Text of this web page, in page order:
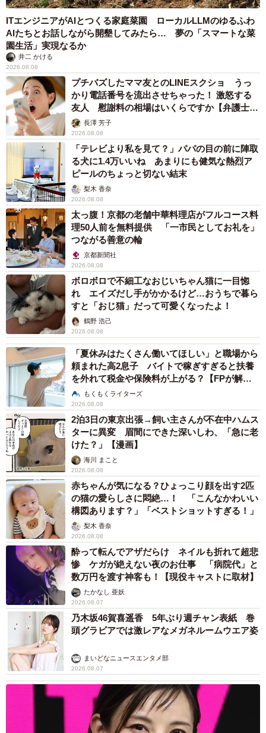
ITエンジニアがAIとつくる家庭菜園 ローカルLLMのゆるふわ
AIたちとお話しながら開墾してみたら… 夢の「スマートな菜
園生活」実現なるか
井二 かける
2026.08.08
プチバズしたママ友とのLINEスクショ うっ
かり電話番号を流出させちゃった！ 激怒する
友人 慰謝料の相場はいくらですか【弁護士が
解説】長澤 芳子
2026.08.08
「テレビより私を見て？」パパの目の前に陣取
る犬に1.4万いいね あまりにも健気な熱烈ア
ピールのちょっと切ない結末
梨木 香奈
2026.08.08
太っ腹！京都の老舗中華料理店がフルコース料
理50人前を無料提供 「一市民としてお礼を」
つながる善意の輪
京都新聞社
2026.08.08
ボロボロで不細工なおじいちゃん猫に一目惚
れ エイズだし手がかかるけど…おうちで暮ら
すと「おじ猫」だって可愛くなったよ！
鶴野 浩己
2026.08.08
「夏休みはたくさん働いてほしい」と職場から
頼まれた高2息子 バイトで稼ぎすぎると扶養
を外れて税金や保険料が上がる？【FPが解
説】もくもくライターズ
2026.08.08
2泊3日の東京出張→飼い主さんが不在中ハムス
ターに異変 眉間にできた深いしわ、「急に老
けた？」【漫画】
海川 まこと
2026.08.08
赤ちゃんが気になる？ひょっこり顔を出す2匹
の猫の愛らしさに悶絶…！ 「こんなかわいい
構図あります？」「ベストショットすぎる！」
梨木 香奈
2026.08.08
酔って転んでアザだらけ ネイルも折れて超悲
惨 ケガが絶えない夜のお仕事 「病院代」と
数万円を渡す神客も！【現役キャストに取材】
たかなし 亜妖
2026.08.07
乃木坂46賀喜遥香 5年ぶり週チャン表紙 巻
頭グラビアでは激レアなメガネルームウエア姿
まいどなニュースエンタメ部
2026.08.07